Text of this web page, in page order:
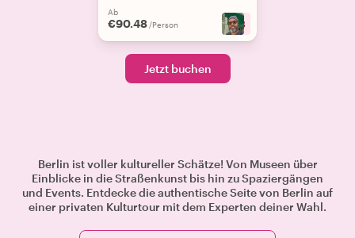
Ab
€90.48 /Person +8
Jetzt buchen
Berlin ist voller kultureller Schätze! Von Museen über
Einblicke in die Straßenkunst bis hin zu Spaziergängen
und Events. Entdecke die authentische Seite von Berlin auf
einer privaten Kulturtour mit dem Experten deiner Wahl.